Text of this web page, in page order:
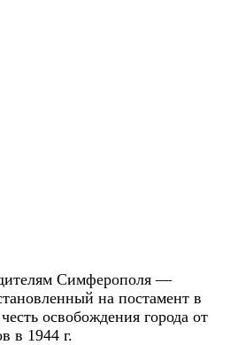
Симферополя —
на постамент в
освобождения города от
в 1944 г.